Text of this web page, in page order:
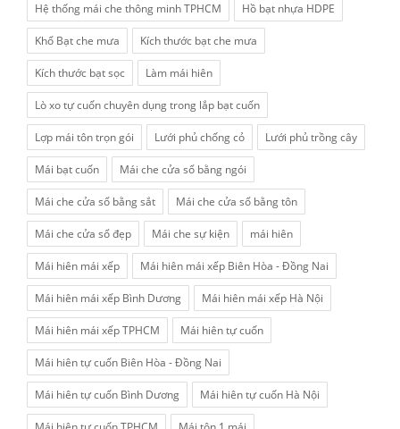
Hệ thống mái che thông minh TPHCM Hồ bạt nhựa HDPE
Khổ Bạt che mưa Kích thước bạt che mưa
Kích thước bạt sọc Làm mái hiên
Lò xo tự cuốn chuyên dụng trong lắp bạt cuốn
Lợp mái tôn trọn gói Lưới phủ chống cỏ Lưới phủ trồng cây
Mái bạt cuốn Mái che cửa sổ bằng ngói
Mái che cửa sổ bằng sắt Mái che cửa sổ bằng tôn
Mái che cửa sổ đẹp Mái che sự kiện mái hiên
Mái hiên mái xếp Mái hiên mái xếp Biên Hòa - Đồng Nai
Mái hiên mái xếp Bình Dương Mái hiên mái xếp Hà Nội
Mái hiên mái xếp TPHCM Mái hiên tự cuốn
Mái hiên tự cuốn Biên Hòa - Đồng Nai
Mái hiên tự cuốn Bình Dương Mái hiên tự cuốn Hà Nội